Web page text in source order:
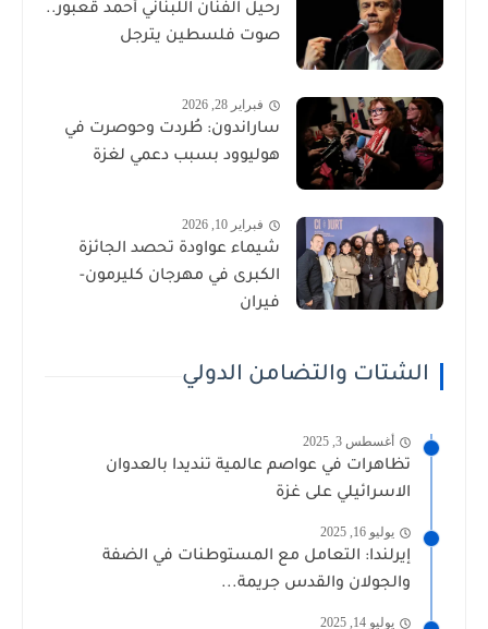
رحيل الفنان اللبناني أحمد قعبور..
صوت فلسطين يترجل
فبراير 28, 2026
ساراندون: طُردت وحوصرت في
هوليوود بسبب دعمي لغزة
فبراير 10, 2026
شيماء عواودة تحصد الجائزة
الكبرى في مهرجان كليرمون-
فيران
الشتات والتضامن الدولي
أغسطس 3, 2025
تظاهرات في عواصم عالمية تنديدا بالعدوان
الاسرائيلي على غزة
يوليو 16, 2025
إيرلندا: التعامل مع المستوطنات في الضفة
والجولان والقدس جريمة...
يوليو 14, 2025